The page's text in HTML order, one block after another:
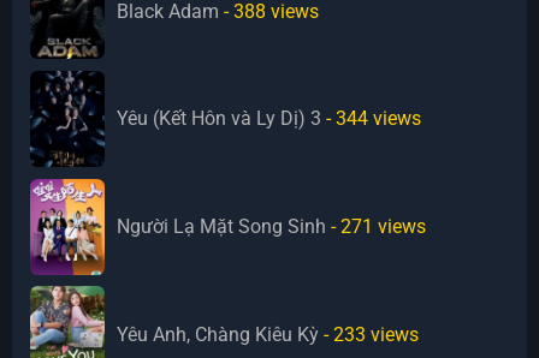
Black Adam - 388 views
Yêu (Kết Hôn và Ly Dị) 3 - 344 views
Người Lạ Mặt Song Sinh - 271 views
Yêu Anh, Chàng Kiêu Kỳ - 233 views